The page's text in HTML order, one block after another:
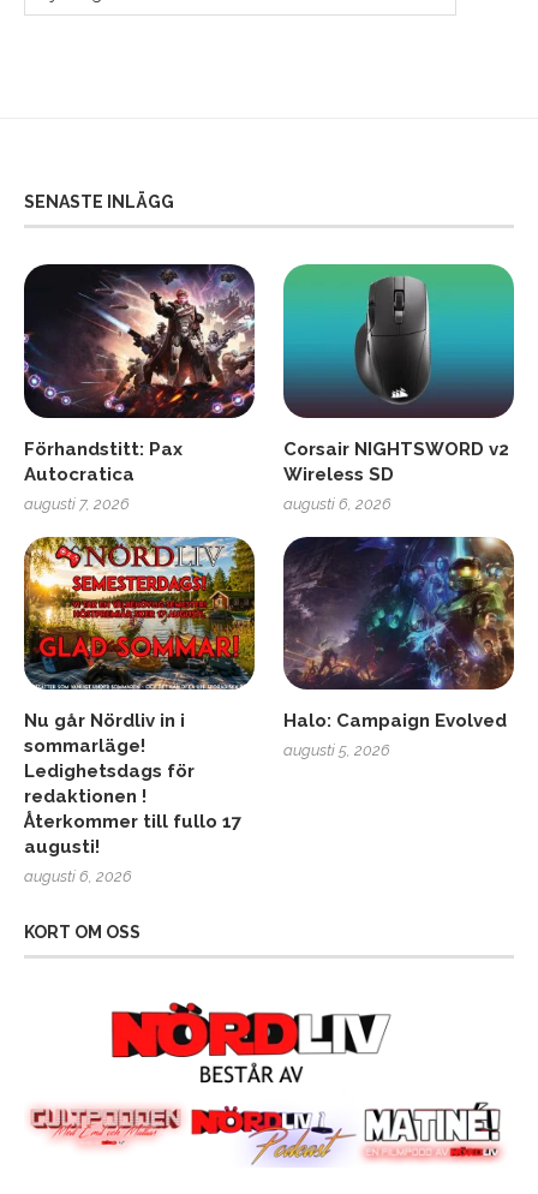
SENASTE INLÄGG
Förhandstitt: Pax
Autocratica
augusti 7, 2026
Corsair NIGHTSWORD v2
Wireless SD
augusti 6, 2026
Nu går Nördliv in i
sommarläge!
Ledighetsdags för
redaktionen !
Återkommer till fullo 17
augusti!
augusti 6, 2026
Halo: Campaign Evolved
augusti 5, 2026
KORT OM OSS